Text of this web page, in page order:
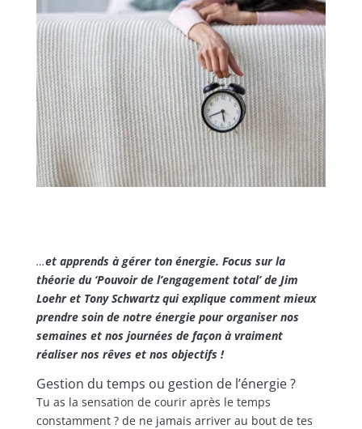
…etapprends à gérer ton énergie. Focus sur la
théorie du ‘Pouvoir de l’engagement total’ de Jim
Loehr et Tony Schwartz qui explique comment mieux
prendre soin de notre énergie pour organiser nos
semaines et nos journées de façon à vraiment
réaliser nos rêves et nos objectifs !
Gestion du temps ou gestion de l’énergie ?
Tu as la sensation de courir après le temps
constamment ? de ne jamais arriver au bout de tes